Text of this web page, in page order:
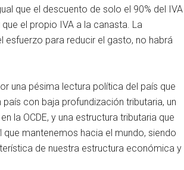
que el descuento de solo el 90% del IVA
el propio IVA a la canasta. La
esfuerzo para reducir el gasto, no habrá
una pésima lectura política del país que
con baja profundización tributaria, un
la OCDE, y una estructura tributaria que
mantenemos hacia el mundo, siendo
de nuestra estructura económica y